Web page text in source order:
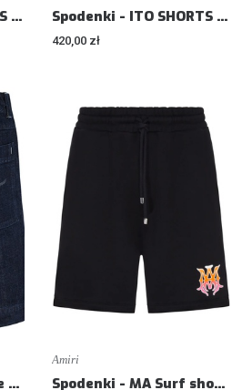
Spodenki - ITO SHORTS - Regular fit Spodenki - ITO SHORTS - Regular fit
420,00 zł
Spodenki - Le Short De Nimes - Relaxed fit
Amiri
Spodenki - MA Surf shorts - Regular fit